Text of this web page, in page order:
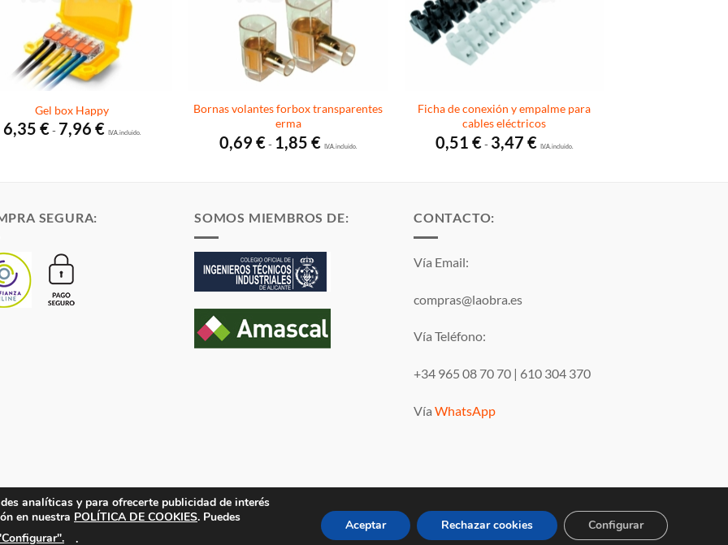
Gel box Happy
6,35 €- 7,96 €Rango
de
I.V.A. incluido.
Bornas volantes forbox transparentes
erma
0,69€- 1,85€de
I.V.A. incluido.
Ficha de conexión y empalme para
cables eléctricos
0,51€- 3,47€de
I.V.A. incluido.
SEGURA: SOMOS MIEMBROS DE: CONTACTO:
Vía Email:
compras@laobra.es
Vía Teléfono:
+34 965 08 70 70 | 610 304 370
Vía WhatsApp
Visa PayPal MasterCard
Registro Mercantil de Alicante Tomo 1869. Folio 132 Hoja A-35683.
analíticas y para ofrecerte publicidad de interés
en nuestra POLÍTICA DE COOKIES. Puedes
.
Aceptar Rechazar cookies Configurar